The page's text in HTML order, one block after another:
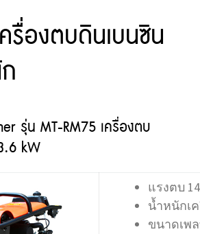
รื่องตบดินเบนซิน
รุ่น MT-RM75 เครื่องตบ
kW
แรงตบ
น้ำหนักเ
ขนาดเพล